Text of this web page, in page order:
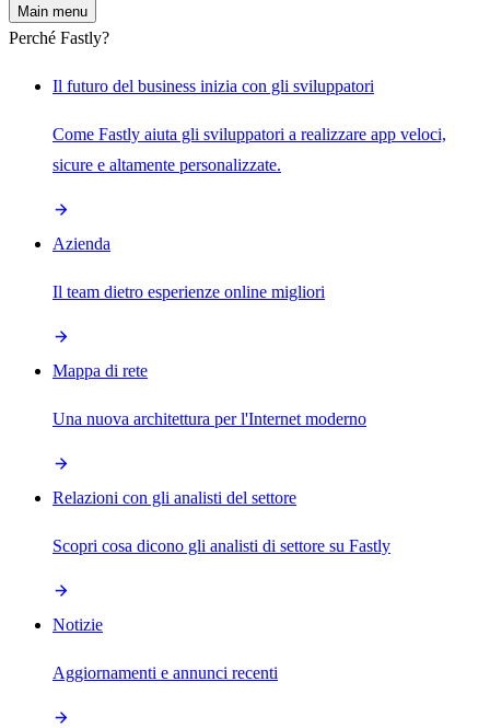
Main menu
Perché Fastly?
Il futuro del business inizia con gli sviluppatori
Come Fastly aiuta gli sviluppatori a realizzare app veloci,
sicure e altamente personalizzate.
Azienda
Il team dietro esperienze online migliori
Mappa di rete
Una nuova architettura per l'Internet moderno
Relazioni con gli analisti del settore
Scopri cosa dicono gli analisti di settore su Fastly
Notizie
Aggiornamenti e annunci recenti